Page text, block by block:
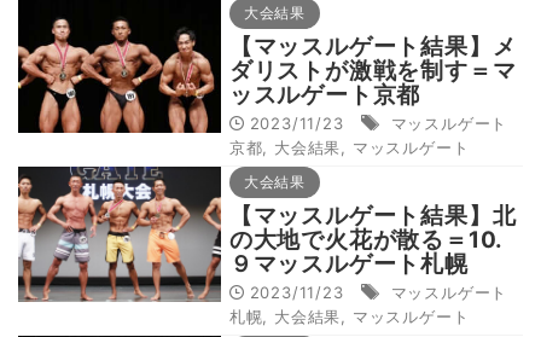
大会結果
【マッスルゲート結果】メ
ダリストが激戦を制す＝マ
ッスルゲート京都
2023/11/23
マッスルゲート
京都
大会結果 マッスルゲート
大会結果
【マッスルゲート結果】北
の大地で火花が散る＝10.
９マッスルゲート札幌
2023/11/23
マッスルゲート
札幌
大会結果 マッスルゲート